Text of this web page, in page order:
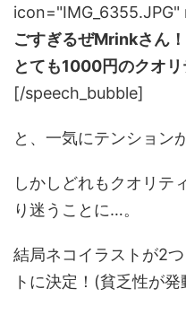
icon="IMG_6355.JPG"
ごすぎるぜMrinkさん！
とても1000円のクオリ
[/speech_bubble]
と、一気にテンション
しかしどれもクオリテ
り迷うことに…。
結局ネコイラストが2
トに決定！(貧乏性が